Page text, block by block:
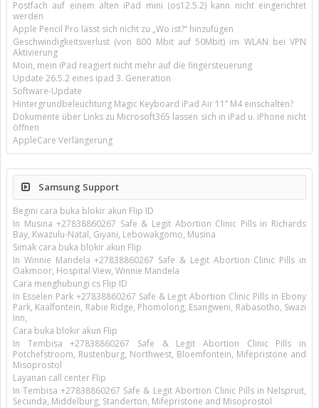
Postfach auf einem alten iPad mini (os12.5.2) kann nicht eingerichtet
werden
Apple Pencil Pro lässt sich nicht zu „Wo ist?“ hinzufügen
Geschwindigkeitsverlust (von 800 Mbit auf 50Mbit) im WLAN bei VPN
Aktivierung
Moin, mein iPad reagiert nicht mehr auf die fingersteuerung
Update 26.5.2 eines ipad 3. Generation
Software-Update
Hintergrundbeleuchtung Magic Keyboard iPad Air 11’’ M4 einschalten?
Dokumente über Links zu Microsoft365 lassen sich in iPad u. iPhone nicht
öffnen
AppleCare Verlängerung
Samsung Support
Begini cara buka blokir akun Flip ID
In Musina +27838860267 Safe & Legit Abortion Clinic Pills in Richards
Bay, Kwazulu-Natal, Giyani, Lebowakgomo, Musina
Simak cara buka blokir akun Flip
In Winnie Mandela +27838860267 Safe & Legit Abortion Clinic Pills in
Oakmoor, Hospital View, Winnie Mandela
Cara menghubungi cs Flip ID
In Esselen Park +27838860267 Safe & Legit Abortion Clinic Pills in Ebony
Park, Kaalfontein, Rabie Ridge, Phomolong, Esangweni, Rabasotho, Swazi
Inn,
Cara buka blokir akun Flip
In Tembisa +27838860267 Safe & Legit Abortion Clinic Pills in
Potchefstroom, Rustenburg, Northwest, Bloemfontein, Mifepristone and
Misoprostol
Layanan call center Flip
In Tembisa +27838860267 Safe & Legit Abortion Clinic Pills in Nelspruit,
Secunda, Middelburg, Standerton, Mifepristone and Misoprostol